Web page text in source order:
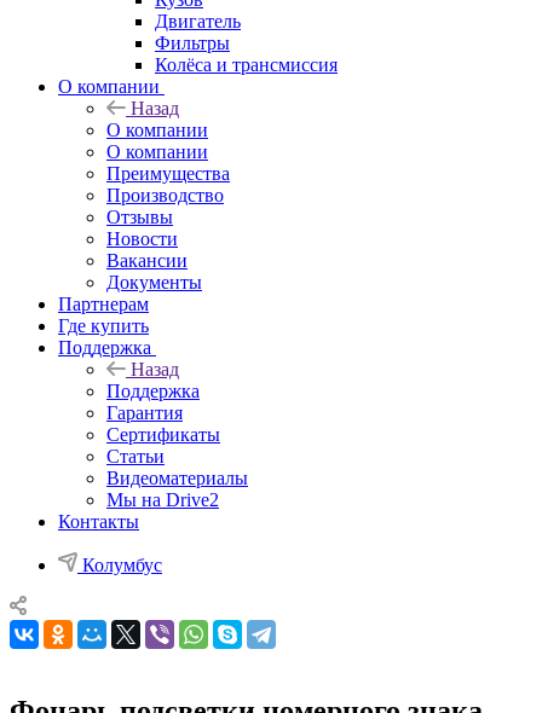
Двигатель
Фильтры
Колёса и трансмиссия
О компании
Назад
О компании
О компании
Преимущества
Производство
Отзывы
Новости
Вакансии
Документы
Партнерам
Где купить
Поддержка
Назад
Поддержка
Гарантия
Сертификаты
Статьи
Видеоматериалы
Мы на Drive2
Контакты
Колумбус